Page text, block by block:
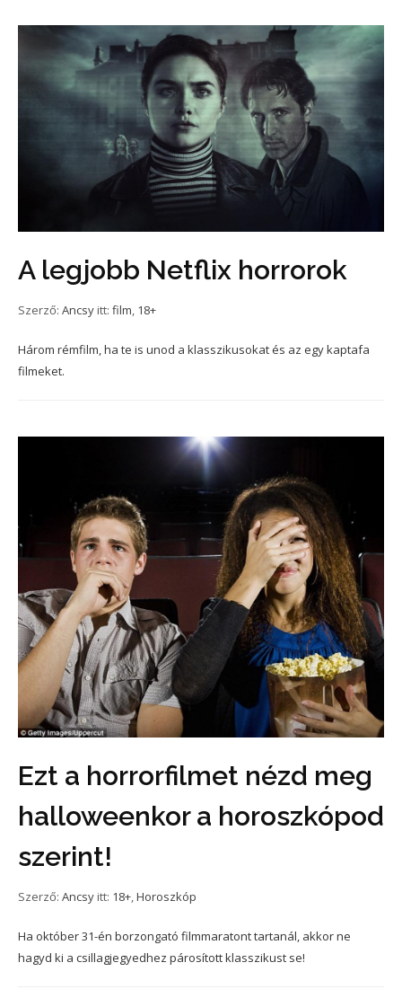
A legjobb Netflix horrorok
Szerző: Ancsy itt: film 18+
Három rémfilm, ha te is unod a klasszikusokat és az egy kaptafa
filmeket.
Ezt a horrorfilmet nézd meg
halloweenkor a horoszkópod
szerint!
Szerző: Ancsy itt: 18+,Horoszkóp
Ha október 31-én borzongató filmmaratont tartanál, akkor ne
hagyd ki a csillagjegyedhez párosított klasszikust se!